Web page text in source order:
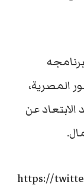
المصرية،
عن
https://